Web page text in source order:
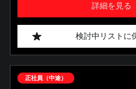
詳細を見る
検討中リストに
正社員（中途）